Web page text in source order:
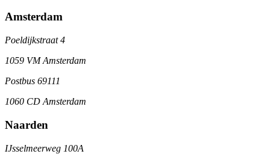
Amsterdam
Poeldijkstraat 4
1059 VM Amsterdam
Postbus 69111
1060 CD Amsterdam
Naarden
IJsselmeerweg 100A